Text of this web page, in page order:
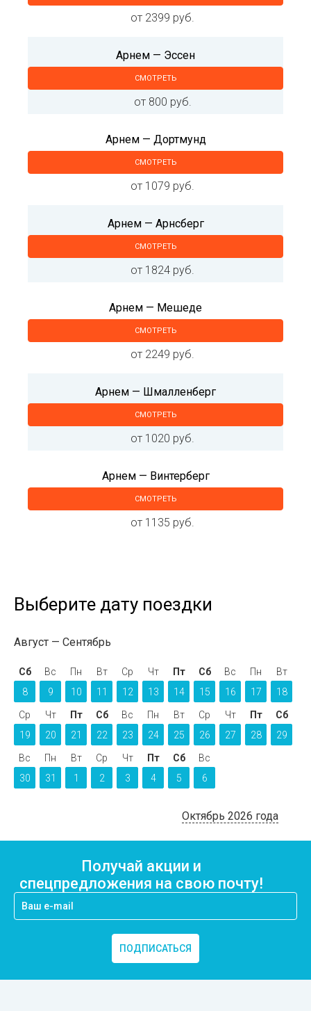
от 2399 руб.
Арнем — Эссен
СМОТРЕТЬ
от 800 руб.
Арнем — Дортмунд
СМОТРЕТЬ
от 1079 руб.
Арнем — Арнсберг
СМОТРЕТЬ
от 1824 руб.
Арнем — Мешеде
СМОТРЕТЬ
от 2249 руб.
Арнем — Шмалленберг
СМОТРЕТЬ
от 1020 руб.
Арнем — Винтерберг
СМОТРЕТЬ
от 1135 руб.
Выберите дату поездки
Август Сентябрь
Сб
8
Вс
9
Пн
10
Вт
11
Ср
12
Чт
13
Пт
14
Сб
15
Вс
16
Пн
17
Вт
18
Ср
19
Чт
20
Пт
21
Сб
22
Вс
23
Пн
24
Вт
25
Ср
26
Чт
27
Пт
28
Сб
29
Вс
30
Пн
31
Вт
1
Ср
2
Чт
3
Пт
4
Сб
5
Вс
6
Октябрь 2026 года
Получай акции и
спецпредложения на свою почту!
ПОДПИСАТЬСЯ